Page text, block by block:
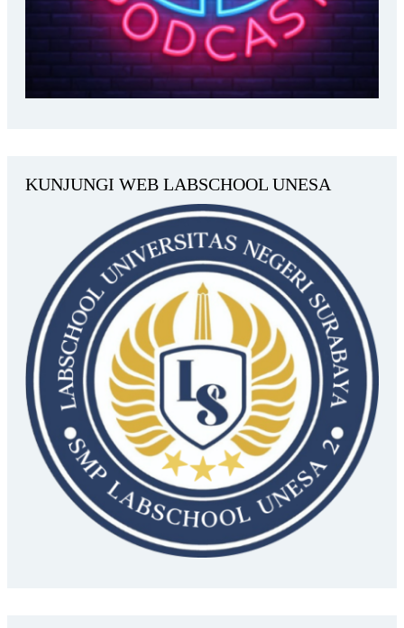
KUNJUNGI WEB LABSCHOOL UNESA